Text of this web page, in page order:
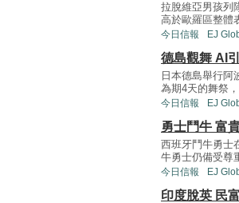
拉脫維亞男孩列
高於歐羅區整體
今日信報 EJ
德島觀舞 AI
日本德島舉行阿
為期4天的舞祭
今日信報 EJ
勇士鬥牛 富
西班牙鬥牛勇士
牛勇士仍備受尊
今日信報 EJ
印度脫英 民